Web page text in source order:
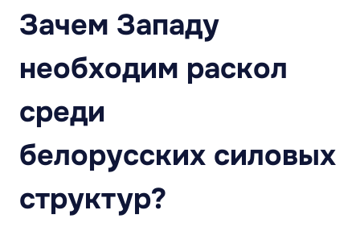
Зачем Западу
необходим раскол
среди
белорусских силовых
структур?